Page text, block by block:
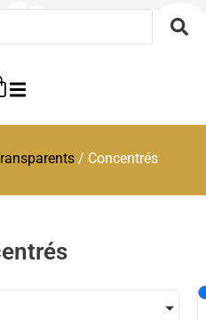
/ Concentrés